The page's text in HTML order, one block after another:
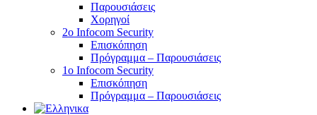
Παρουσιάσεις
Χορηγοί
2o Infocom Security
Επισκόπηση
Πρόγραμμα – Παρουσιάσεις
1ο Infocom Security
Επισκόπηση
Πρόγραμμα – Παρουσιάσεις